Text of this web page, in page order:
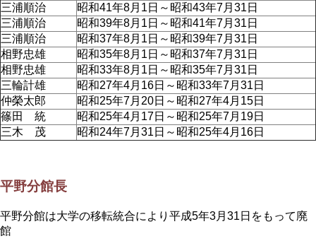
三浦順治
昭和41年8月1日～昭和43年7月31日
三浦順治
昭和39年8月1日～昭和41年7月31日
三浦順治
昭和37年8月1日～昭和39年7月31日
相野忠雄
昭和35年8月1日～昭和37年7月31日
相野忠雄
昭和33年8月1日～昭和35年7月31日
三輪計雄
昭和27年4月16日～昭和33年7月31日
仲榮太郎
昭和25年7月20日～昭和27年4月15日
篠田 統
昭和25年4月17日～昭和25年7月19日
三木 茂
昭和24年7月31日～昭和25年4月16日
平野分館長
平野分館は大学の移転統合により平成5年3月31日をもって廃
館